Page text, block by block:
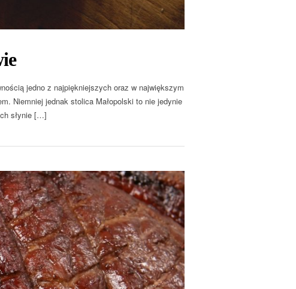
jedno z najpiękniejszych oraz w największym
Niemniej jednak stolica Małopolski to nie jedynie
słynie […]